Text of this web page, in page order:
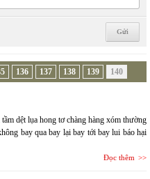
136 137 138 139 140
dệt lụa hong tơ chàng hàng xóm thường
bay qua bay lại bay tới bay lui báo hại
Đọc thêm